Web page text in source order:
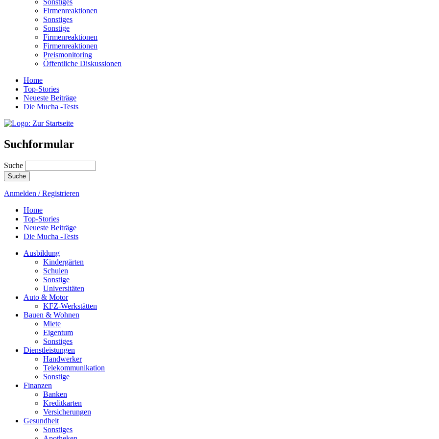
Sonstiges
Firmenreaktionen
Sonstiges
Sonstige
Firmenreaktionen
Firmenreaktionen
Preismonitoring
Öffentliche Diskussionen
Home
Top-Stories
Neueste Beiträge
Die Mucha -Tests
Suchformular
Suche
Anmelden / Registrieren
Home
Top-Stories
Neueste Beiträge
Die Mucha -Tests
Ausbildung
Kindergärten
Schulen
Sonstige
Universitäten
Auto & Motor
KFZ-Werkstätten
Bauen & Wohnen
Miete
Eigentum
Sonstiges
Dienstleistungen
Handwerker
Telekommunikation
Sonstige
Finanzen
Banken
Kreditkarten
Versicherungen
Gesundheit
Sonstiges